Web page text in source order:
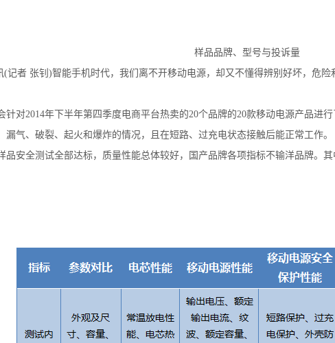
样品品牌、型号与投诉量
者 张钊)智能手机时代，我们离不开移动电源，却又不懂得辨别好坏，危险
对2014年下半年第四季度电商平台热卖的20个品牌的20款移动电源产品进
漏气、破裂、起火和爆炸的情况，且在短路、过充电状态接触后能正常工作。
安全测试全部达标，质量性能总体较好，国产品牌各项指标不输洋品牌。